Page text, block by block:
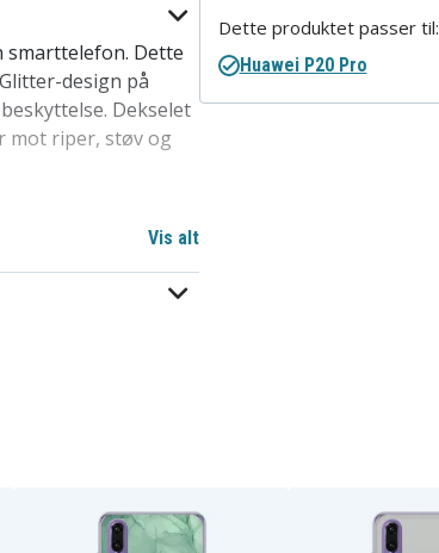
smarttelefon. Dette
design på
Dekselet
mot riper, støv og
fra mobilen
pris, dette
telefoner i
rundt alle kanter,
Vis alt
Dette produktet passer til:
Huawei P20 Pro